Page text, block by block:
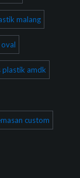
malang
plastik amdk
custom